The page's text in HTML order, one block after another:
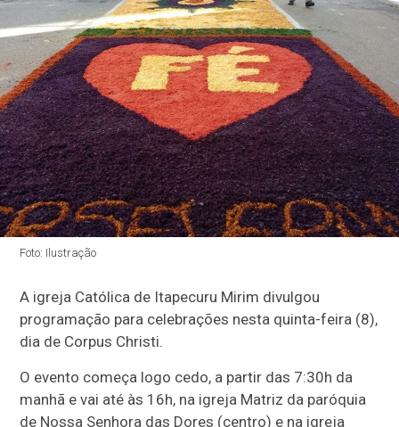
Foto: Ilustração
A igreja Católica de Itapecuru Mirim divulgou
programação para celebrações nesta quinta-feira (8),
dia de Corpus Christi.
O evento começa logo cedo, a partir das 7:30h da
manhã e vai até às 16h, na igreja Matriz da paróquia
de Nossa Senhora das Dores (centro) e na igreja